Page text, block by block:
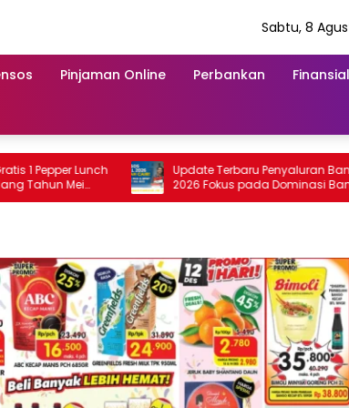
Sabtu, 8
Pinjaman Online Perbankan Finansial
Lunch
Mei
Update Terbaru Penyaluran Bansos 12
2026 Fokus pada Dominasi Bank BNI
serta Struk BRI